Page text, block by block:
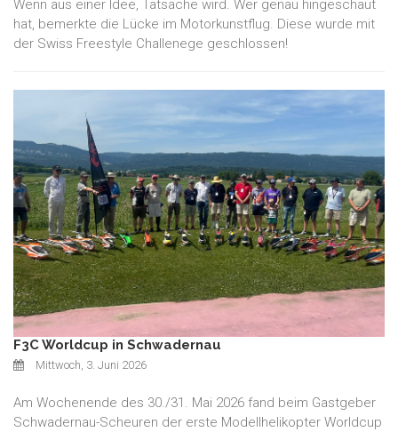
Wenn aus einer Idee, Tatsache wird. Wer genau hingeschaut
hat, bemerkte die Lücke im Motorkunstflug. Diese wurde mit
der Swiss Freestyle Challenege geschlossen!
F3C Worldcup in Schwadernau
Mittwoch, 3. Juni 2026
Am Wochenende des 30./31. Mai 2026 fand beim Gastgeber
Schwadernau-Scheuren der erste Modellhelikopter Worldcup